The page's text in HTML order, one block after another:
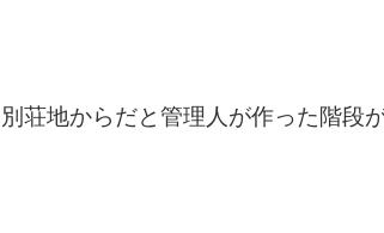
別荘地からだと管理人が作った階段